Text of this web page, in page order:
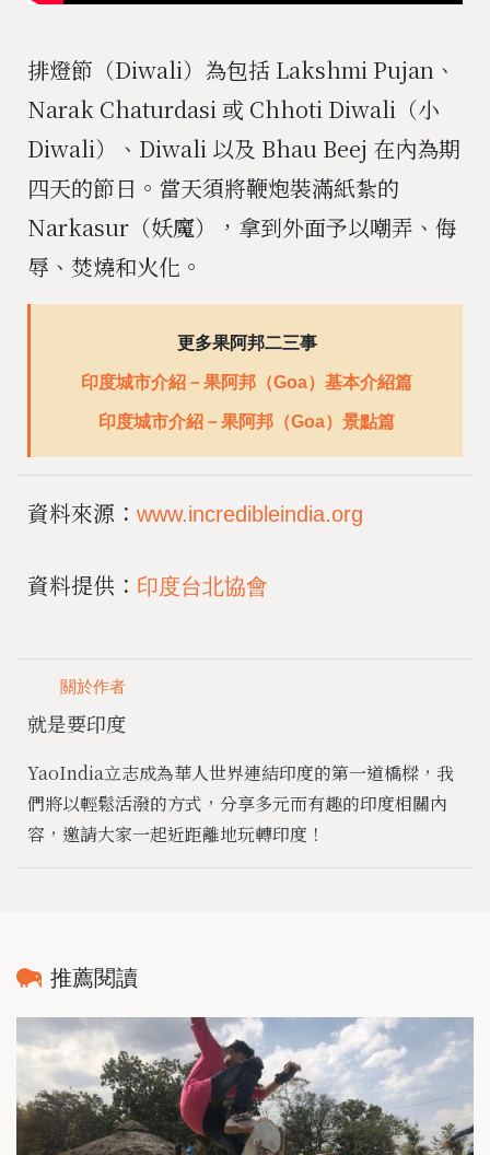
排燈節（Diwali）為包括 Lakshmi Pujan、
Narak Chaturdasi 或 Chhoti Diwali（小
Diwali）、Diwali 以及 Bhau Beej 在內為期
四天的節日。當天須將鞭炮裝滿紙紮的
Narkasur（妖魔），拿到外面予以嘲弄、侮
辱、焚燒和火化。
更多果阿邦二三事
印度城市介紹－果阿邦（Goa）基本介紹篇
印度城市介紹－果阿邦（Goa）景點篇
資料來源： www.incredibleindia.org
資料提供： 印度台北協會
關於作者
就是要印度
YaoIndia立志成為華人世界連結印度的第一道橋樑，我
們將以輕鬆活潑的方式，分享多元而有趣的印度相關內
容，邀請大家一起近距離地玩轉印度！
推薦閱讀